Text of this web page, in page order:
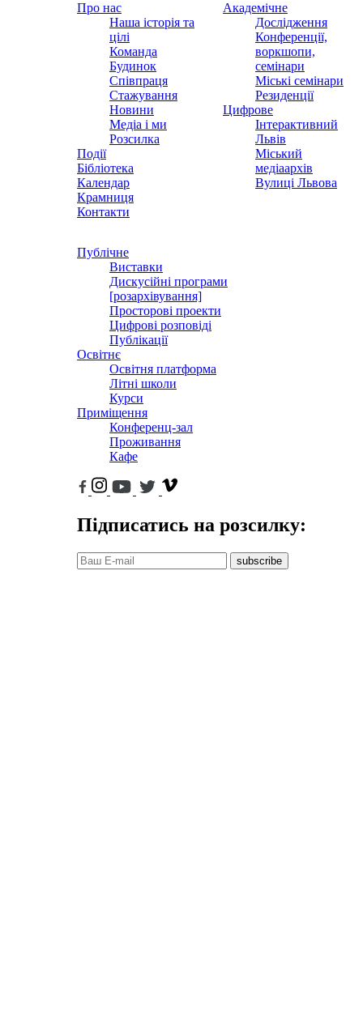
Про нас
Наша історія та
цілі
Команда
Будинок
Співпраця
Стажування
Новини
Медіа і ми
Розсилка
Події
Бібліотека
Календар
Крамниця
Контакти
Академічне
Дослідження
Конференції,
воркшопи,
семінари
Міські семінари
Резиденції
Цифрове
Інтерактивний
Львів
Міський
медіаархів
Вулиці Львова
Публічне
Виставки
Дискусійні програми
[розархівування]
Просторові проекти
Цифрові розповіді
Публікації
Освітнє
Освітня платформа
Літні школи
Курси
Приміщення
Конференц-зал
Проживання
Кафе
Підписатись на розсилку:
subscribe